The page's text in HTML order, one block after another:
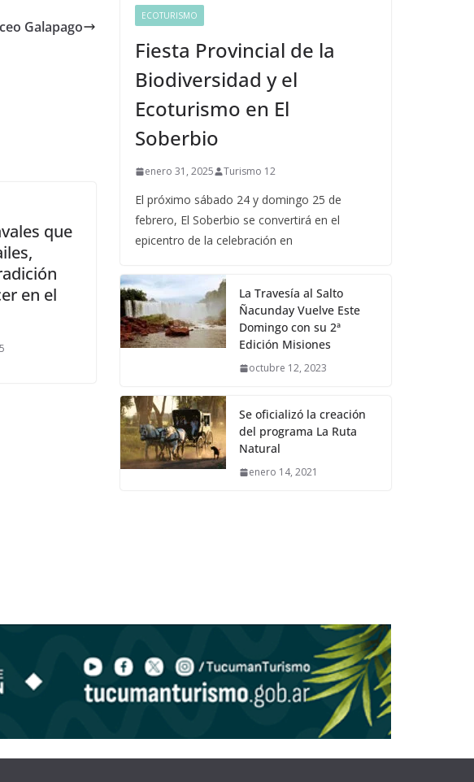
Galapago
que
en el
ECOTURISMO
Fiesta Provincial de la
Biodiversidad y el
Ecoturismo en El
Soberbio
enero 31, 2025 Turismo 12
El próximo sábado 24 y domingo 25 de
febrero, El Soberbio se convertirá en el
epicentro de la celebración en
La Travesía al Salto
Ñacunday Vuelve Este
Domingo con su 2ª
Edición Misiones
octubre 12, 2023
Se oficializó la creación
del programa La Ruta
Natural
enero 14, 2021